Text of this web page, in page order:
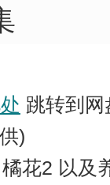
跳转到
)
花2 以及